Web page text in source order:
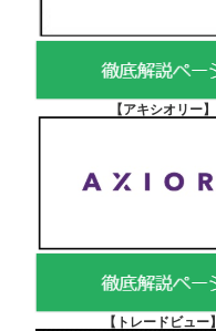
【アキシオリー】
【 トレードビュー】